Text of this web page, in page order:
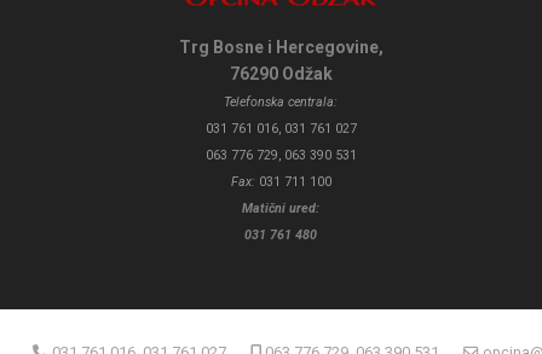
Trg Bosne i Hercegovine,
76290 Odžak
Telefonska centrala:
031 761 016, 031 761 027
063 776 729, 063 390 531
Fax: 031 711 100
Matični ured:
031 761 480